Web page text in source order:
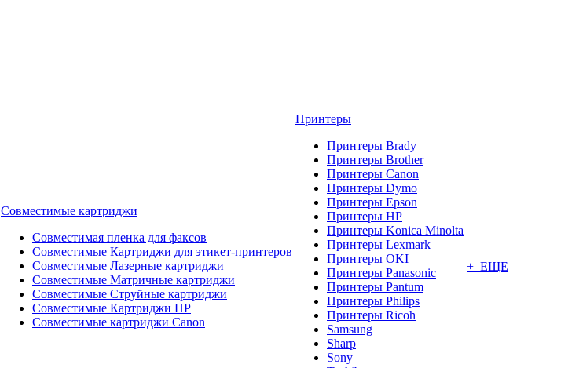
Совместимые картриджи
Совместимая пленка для факсов
Совместимые Картриджи для этикет-принтеров
Совместимые Лазерные картриджи
Совместимые Матричные картриджи
Совместимые Струйные картриджи
Совместимые Картриджи HP
Совместимые картриджи Canon
Принтеры
Принтеры Brady
Принтеры Brother
Принтеры Canon
Принтеры Dymo
Принтеры Epson
Принтеры HP
Принтеры Konica Minolta
Принтеры Lexmark
Принтеры OKI
Принтеры Panasonic
Принтеры Pantum
Принтеры Philips
Принтеры Ricoh
Samsung
Sharp
Sony
+ ЕЩЕ